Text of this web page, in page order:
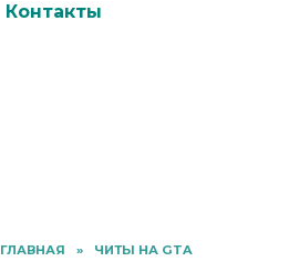
Контакты
ГЛАВНАЯ » ЧИТЫ НА GTA